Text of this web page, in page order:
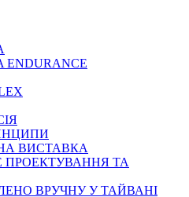
ENDURANCE
ВИСТАВКА
ПРОЕКТУВАННЯ ТА
ВРУЧНУ У ТАЙВАНІ